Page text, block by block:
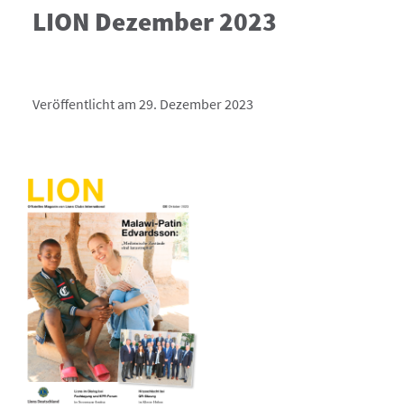
LION Dezember 2023
Veröffentlicht am 29. Dezember 2023